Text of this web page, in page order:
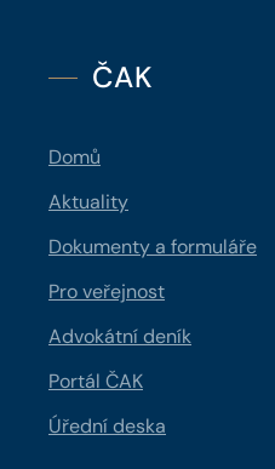
ČAK
Domů
Aktuality
Dokumenty a formuláře
Pro veřejnost
Advokátní deník
Portál ČAK
Úřední deska